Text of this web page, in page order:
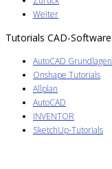
Weiter
Tutorials CAD-Software
AutoCAD Grundlagen
Onshape Tutorials
Allplan
AutoCAD
INVENTOR
SketchUp-Tutorials